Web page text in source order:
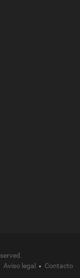
Aviso legal Contacto